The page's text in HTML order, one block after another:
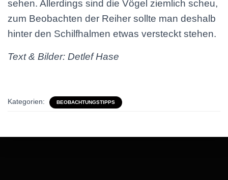
sehen. Allerdings sind die Vögel ziemlich scheu,
zum Beobachten der Reiher sollte man deshalb
hinter den Schilfhalmen etwas versteckt stehen.
Text & Bilder: Detlef Hase
Kategorien: BEOBACHTUNGSTIPPS